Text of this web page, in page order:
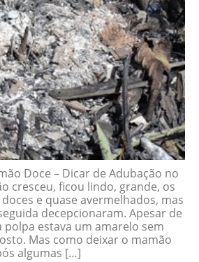
Doce – Dicar de Adubação no
cresceu, ficou lindo, grande, os
e quase avermelhados, mas
decepcionaram. Apesar de
polpa estava um amarelo sem
Mas como deixar o mamão
algumas […]